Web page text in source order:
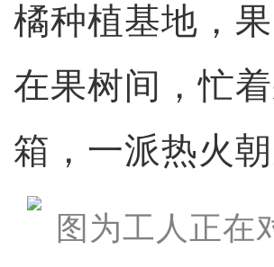
橘种植基地，
在果树间，忙
箱，一派热火